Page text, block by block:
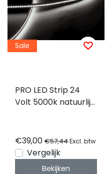
Sale
PRO LED Strip 24
Volt 5000k natuurlijk
CRI90 - 5 meter
€39,00 €57,44Excl. btw
Vergelijk
Bekijken